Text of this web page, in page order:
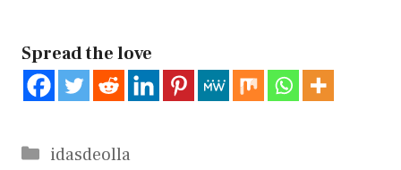
Spread the love
Categorías
idasdeolla